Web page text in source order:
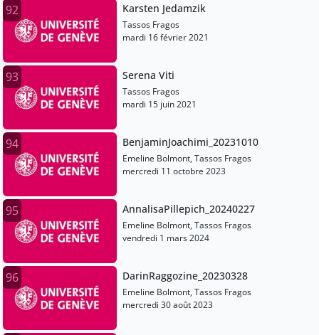
92 Karsten Jedamzik
Tassos Fragos
mardi 16 février 2021
93 Serena Viti
Tassos Fragos
mardi 15 juin 2021
94 BenjaminJoachimi_20231010
Emeline Bolmont, Tassos Fragos
mercredi 11 octobre 2023
95 AnnalisaPillepich_20240227
Emeline Bolmont, Tassos Fragos
vendredi 1 mars 2024
96 DarinRaggozine_20230328
Emeline Bolmont, Tassos Fragos
mercredi 30 août 2023